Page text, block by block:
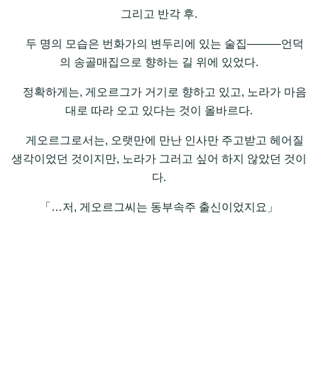
그리고 반각 후.
두 명의 모습은 번화가의 변두리에 있는 술집―――언덕
의 송골매집으로 향하는 길 위에 있었다.
정확하게는, 게오르그가 거기로 향하고 있고, 노라가 마음
대로 따라 오고 있다는 것이 올바르다.
게오르그로서는, 오랫만에 만난 인사만 주고받고 헤어질
생각이었던 것이지만, 노라가 그러고 싶어 하지 않았던 것이
다.
「…저, 게오르그씨는 동부속주 출신이었지요」